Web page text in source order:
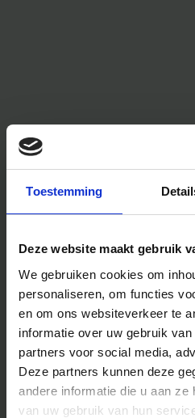
Toestemming
Deze website maakt gebruik
We gebruiken cookies om
personaliseren, om functies
en om ons websiteverkeer te
informatie over uw gebruik
partners voor social media,
Deze partners kunnen deze
andere informatie die u aan ze
van uw gebruik van hun